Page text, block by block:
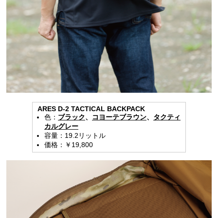
ARES D-2 TACTICAL BACKPACK
色： ブラック、 コヨーテブラウン、 タクティ
カルグレー
容量：19.2リットル
価格：￥19,800